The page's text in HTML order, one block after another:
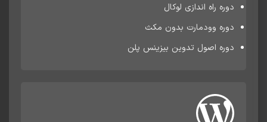
دوره راه اندازی لوکال
دوره وودمارت بدون مکث
دوره اصول تدوین بیزینس پلن